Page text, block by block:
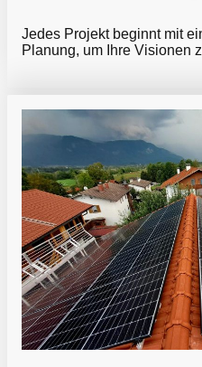
Jedes Projekt beginnt mit
Planung, um Ihre Visionen